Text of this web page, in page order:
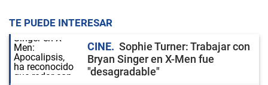
TE PUEDE INTERESAR
CINE
Sophie Turner: Trabajar con
Bryan Singer en X-Men fue
"desagradable"